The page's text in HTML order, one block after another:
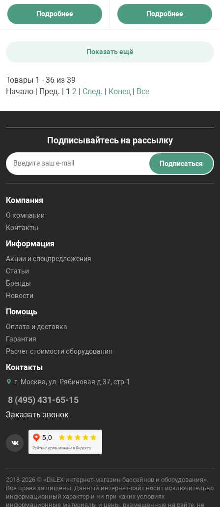
Подробнее Подробнее
Показать ещё
Товары 1 - 36 из 39
Начало | Пред. | 1 2 | След. | Конец | Все
Подписывайтесь на рассылку
Подписаться
Компания
О компании
Контакты
Информация
Акции и спецпредложения
Статьи
Бренды
Новости
Помощь
Оплата и доставка
Гарантия
Расчет стоимости оборудования
Контакты
г. Москва, ул. Рябиновая д.37, стр.1
8 (495) 431-65-15
Заказать звонок
2018-2026 © «DILEX интернет-магазин бассейнов и оборудования».
Все права защищены. Данный интернет-сайт носит исключительно
информационный характер и ни при каких условиях
информационные материалы и цены, размещенные на сайте, не